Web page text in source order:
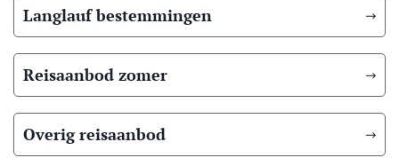
Langlauf bestemmingen
Reisaanbod zomer
Overig reisaanbod